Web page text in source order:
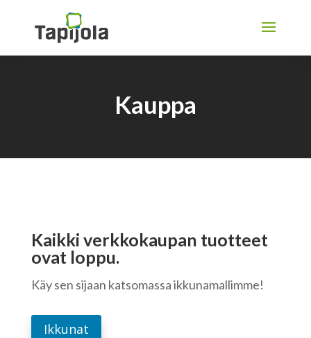
Kauppa
Kaikki verkkokaupan tuotteet
ovat loppu.
Käy sen sijaan katsomassa ikkunamallimme!
Ikkunat